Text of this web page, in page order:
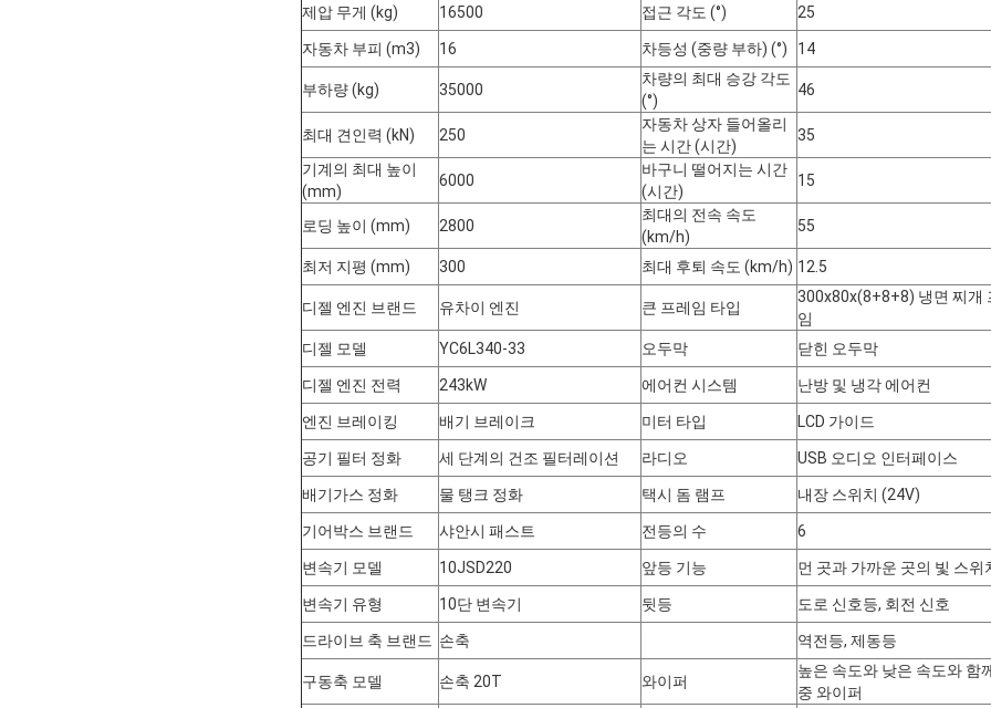
제출
제압 무게 (kg)
16500 접근 각도 (°) 25
자동차 부피 (m3) 16 차등성 (중량 부하) (°) 14
부하량 (kg) 35000
차량의 최대 승강 각도
(°)
46
최대 견인력 (kN) 250
자동차 상자 들어올리
는 시간 (시간)
35
기계의 최대 높이
(mm)
6000
바구니 떨어지는 시간
(시간)
15
로딩 높이 (mm) 2800
최대의 전속 속도
(km/h)
55
최저 지평 (mm) 300 최대 후퇴 속도 (km/h) 12.5
디젤 엔진 브랜드 유차이 엔진 큰 프레임 타입
300x80x(8+8+8) 냉면 찌개
임
디젤 모델
YC6L340-33 오두막 닫힌 오두막
디젤 엔진 전력 243kW 에어컨 시스템 난방 및 냉각 에어컨
엔진 브레이킹 배기 브레이크 미터 타입 LCD 가이드
공기 필터 정화 세 단계의 건조 필터레이션 라디오 USB 오디오 인터페이스
배기가스 정화 물 탱크 정화 택시 돔 램프 내장 스위치 (24V)
기어박스 브랜드 샤안시 패스트 전등의 수 6
변속기 모델 10JSD220 앞등 기능 먼 곳과 가까운 곳의 빛 스위
변속기 유형 10단 변속기 뒷등 도로 신호등, 회전 신호
드라이브 축 브랜드 손축 역전등, 제동등
구동축 모델 손축 20T 와이퍼
높은 속도와 낮은 속도와 함
중 와이퍼